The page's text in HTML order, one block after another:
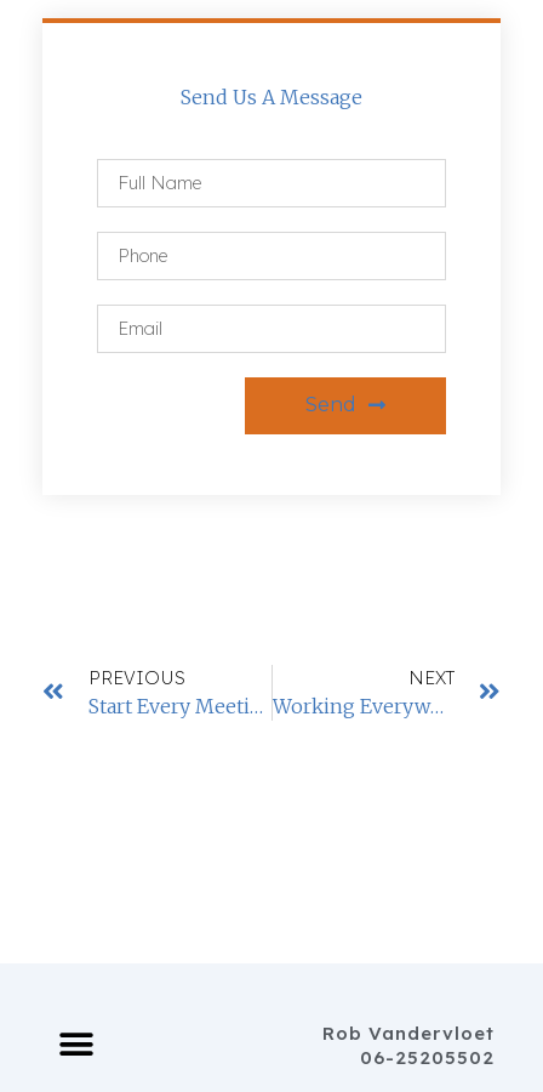
Send Us A Message
Send
PREVIOUS
Start Every Meeting With A Handshake.
NEXT
Working Everywhere. Any Time. Any Place.
Rob Vandervloet
06-25205502